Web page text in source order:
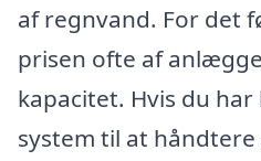
af regnvand. For det
prisen ofte af
kapacitet. Hvis du
system til at